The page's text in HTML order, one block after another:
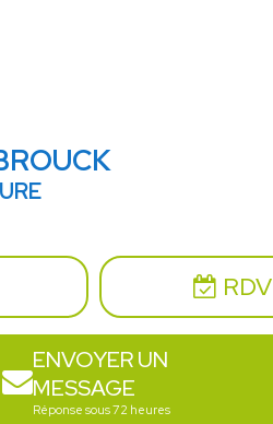
RDV
ENVOYER UN
MESSAGE
Réponse sous 72 heures